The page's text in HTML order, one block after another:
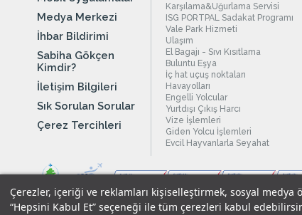
Çerezler, içeriği ve reklamları kişiselleştirmek, sosyal
“Hepsini Kabul Et” seçeneği ile tüm çerezleri kabul
Medya Merkezi
İhbar Bildirimi
Sabiha Gökçen
Kimdir?
İletişim Bilgileri
Sık Sorulan Sorular
Çerez Tercihleri
Karşılama&Uğurlama Servisi
ISG PORTPAL Sadakat Programı
Vale Park Hizmeti
Ulaşım
El Bagajı - Sıvı Kısıtlama
Buluntu Eşya
İç hat uçuş noktaları
Havayolları
Engelli Yolcular
Yurtdışı Çıkış Harcı
Vize İşlemleri
Giden Yolcu İşlemleri
Evcil Hayvanlarla Seyahat